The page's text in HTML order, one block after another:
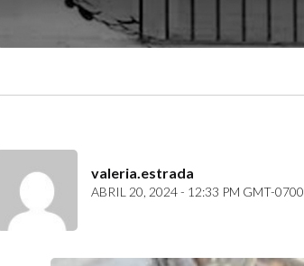
valeria.estrada
ABRIL 20, 2024 - 12:33 PM GMT-0700